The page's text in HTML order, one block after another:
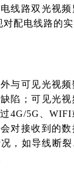
线路双光视
配电线路的
与可见光视
陷；可见光
4G/5G、
对接收到的
，如导线断裂